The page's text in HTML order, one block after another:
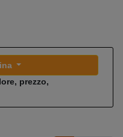
prezzo,